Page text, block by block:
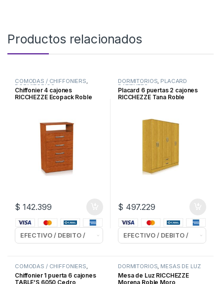
Productos relacionados
COMODAS / CHIFFONIERS,
DORMITORIOS
Chiffonier 4 cajones
RICCHEZZE Ecopack Roble
$ 142.399
DORMITORIOS, PLACARD
BATIENTES
Placard 6 puertas 2 cajones
RICCHEZZE Tana Roble
$ 497.229
COMODAS / CHIFFONIERS,
DORMITORIOS
Chiffonier 1 puerta 6 cajones
TABLE’S 6050 Cedro
DORMITORIOS, MESAS DE LUZ
Mesa de Luz RICCHEZZE
Morena Roble Moro